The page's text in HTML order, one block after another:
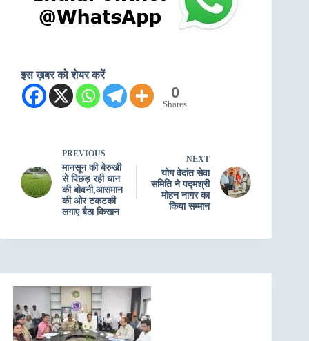
इस ख़बर को शेयर करें
0
Shares
PREVIOUS
मानसून की बेरुखी
से पिछड़ रही धान
की बोवनी,आसमान
की ओर टकटकी
लगाए बैठा किसान
NEXT
योग वेदांत सेवा
समिति ने पद्मश्री
मोहन नागर का
किया सम्मान